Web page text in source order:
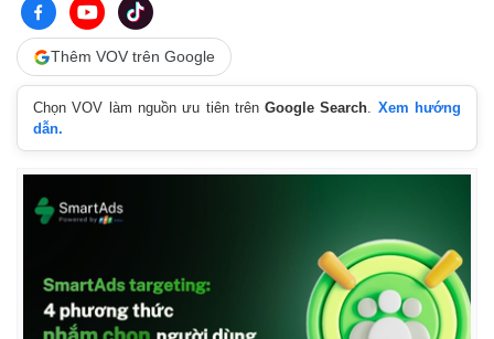
Bất động sản
Khởi nghiệp
Chứng khoán
Giá cà phê
Thêm VOV trên Google
Chọn VOV làm nguồn ưu tiên trênGoogle Search. Xem hướng
dẫn.